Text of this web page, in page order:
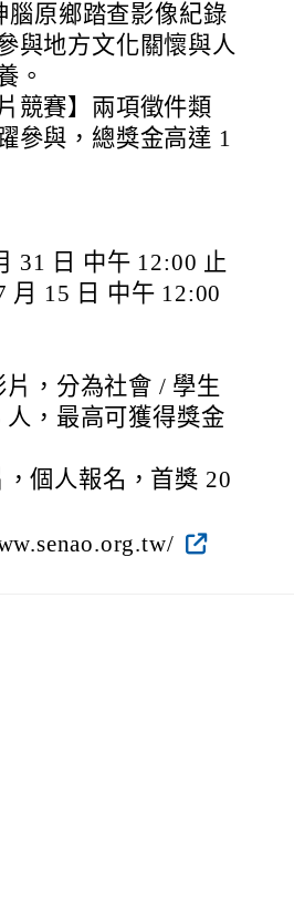
腦原鄉踏查影像紀錄
與地方文化關懷與人
。
競賽】兩項徵件類
參與，總獎金高達 1
31 日 中午 12:00 止
月 15 日 中午 12:00
，分為社會 / 學生
，最高可獲得獎金
個人報名，首獎 20